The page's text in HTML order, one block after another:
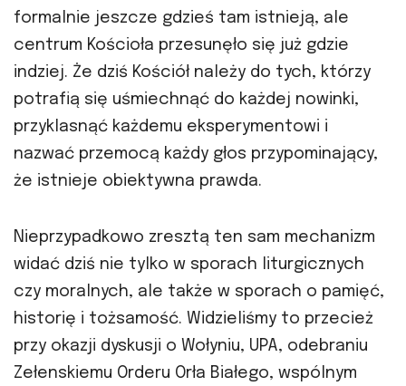
formalnie jeszcze gdzieś tam istnieją, ale
centrum Kościoła przesunęło się już gdzie
indziej. Że dziś Kościół należy do tych, którzy
potrafią się uśmiechnąć do każdej nowinki,
przyklasnąć każdemu eksperymentowi i
nazwać przemocą każdy głos przypominający,
że istnieje obiektywna prawda.
Nieprzypadkowo zresztą ten sam mechanizm
widać dziś nie tylko w sporach liturgicznych
czy moralnych, ale także w sporach o pamięć,
historię i tożsamość. Widzieliśmy to przecież
przy okazji dyskusji o Wołyniu, UPA, odebraniu
Zełenskiemu Orderu Orła Białego, wspólnym